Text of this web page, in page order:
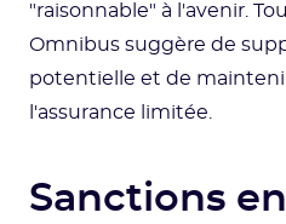
"raisonnable" à l'avenir.
Omnibus suggère de
potentielle et de
l'assurance limitée.
Sanctions